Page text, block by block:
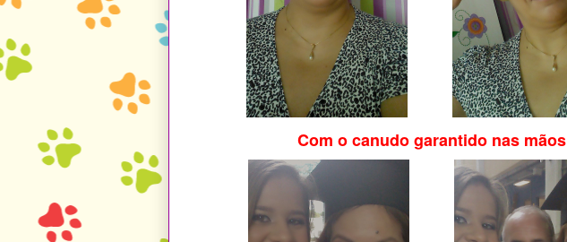
Com o canudo garantido nas mãos